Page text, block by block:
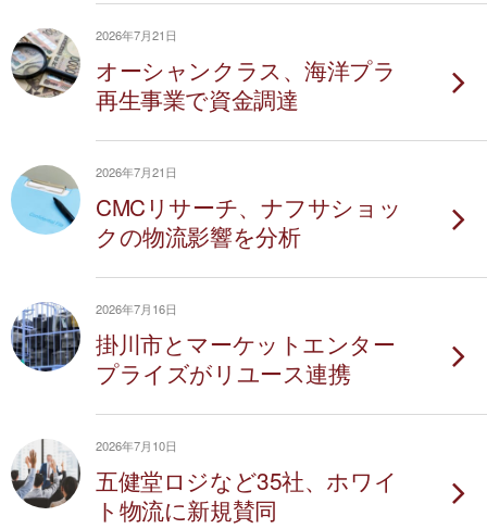
2026年7月21日
オーシャンクラス、海洋プラ
再生事業で資金調達
2026年7月21日
CMCリサーチ、ナフサショッ
クの物流影響を分析
2026年7月16日
掛川市とマーケットエンター
プライズがリユース連携
2026年7月10日
五健堂ロジなど35社、ホワイ
ト物流に新規賛同